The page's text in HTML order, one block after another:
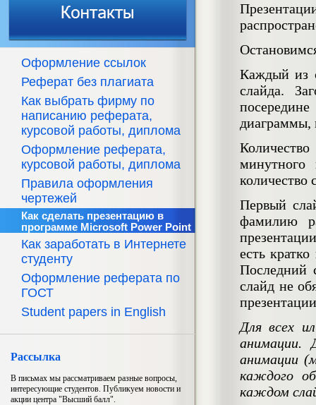
Оформление ссылок
Реферат без плагиата
Как выбрать фирму по
написанию реферата,
курсовой работы, диплома
Оформление реферата,
курсовой работы, диплома
Правила оформления
чертежей
Как сделать презентацию в
программе Microsoft Power Point
Как заработать в Интернете
студенту
Оформление реферата по
ГОСТ
Student papers in English
Рассылка
В письмах мы рассматриваем разные вопросы,
интересующие студентов. Публикуем новости и
акции центра "Высший балл".
Каждый из
слайда.
диаграммы,
минутного
количество
Первый
фамилию
есть
Последний
слайд не
Для всех
анимации.
анимации
каждого
каждом